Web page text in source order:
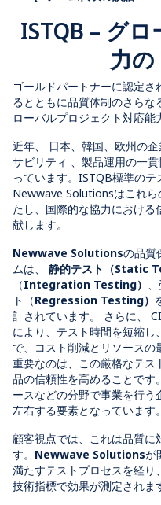
ISTQB – グ
力の
ゴールドパートナーに認定
るとともに品質体制のさらな
ローバルプロジェクト対応
近年、
日本、韓国、欧州の
サビリティ 、製品運用の一
っています。 ISTQB標準のテ
Newwave Solutionsはこれら
たし、国際的な協力におけ
献します。
Newwave Solutionsの品質
ムは
静的テスト（Static
（Integration Testing）
ト（Regression Testing）
計されています。 さらに、
により、テスト時間を短縮し
で、コスト削減とリソースの
重要なのは、この厳格なテス
品の信頼性を高めることです
ースなどの分野で事業を行
左右する要素となっています。
顧客視点では、これは品質に
す。 Newwave Solutionsが
満たすテストプロセスを経り
技術指標で効果が測定されま